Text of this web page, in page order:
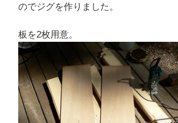
のでジグを作りました。
板を2枚用意。